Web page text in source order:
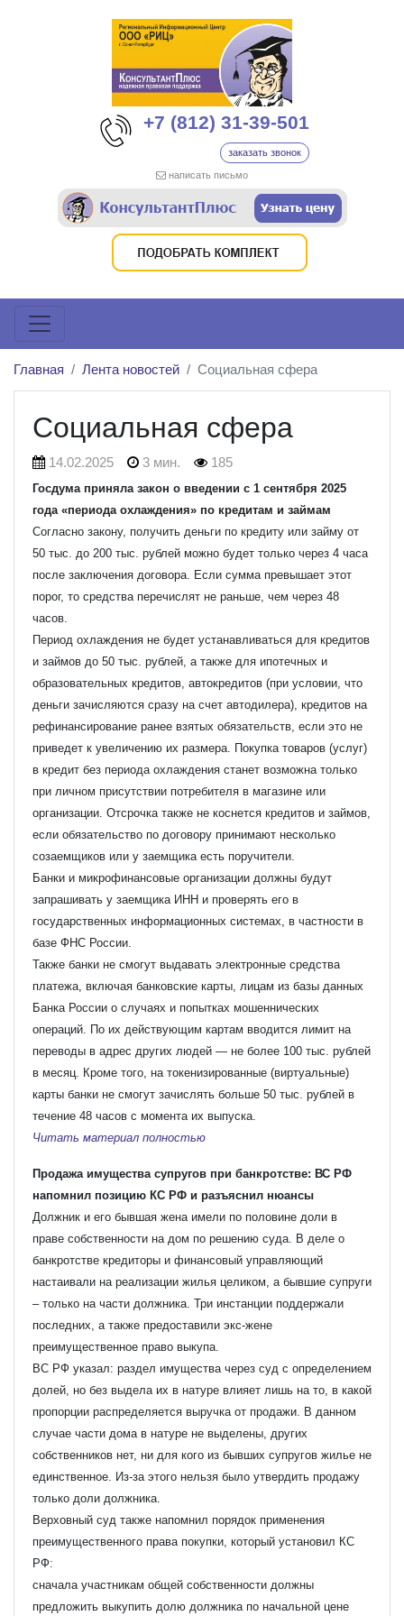
+7 (812) 31-39-501
заказать звонок
написать письмо
Главная Лента новостей Социальная сфера
Социальная сфера
14.02.2025 3 мин. 185
Госдума приняла закон о введении с 1 сентября 2025
года «периода охлаждения» по кредитам и займам
Согласно закону, получить деньги по кредиту или займу от
50 тыс. до 200 тыс. рублей можно будет только через 4 часа
после заключения договора. Если сумма превышает этот
порог, то средства перечислят не раньше, чем через 48
часов.
Период охлаждения не будет устанавливаться для кредитов
и займов до 50 тыс. рублей, а также для ипотечных и
образовательных кредитов, автокредитов (при условии, что
деньги зачисляются сразу на счет автодилера), кредитов на
рефинансирование ранее взятых обязательств, если это не
приведет к увеличению их размера. Покупка товаров (услуг)
в кредит без периода охлаждения станет возможна только
при личном присутствии потребителя в магазине или
организации. Отсрочка также не коснется кредитов и займов,
если обязательство по договору принимают несколько
созаемщиков или у заемщика есть поручители.
Банки и микрофинансовые организации должны будут
запрашивать у заемщика ИНН и проверять его в
государственных информационных системах, в частности в
базе ФНС России.
Также банки не смогут выдавать электронные средства
платежа, включая банковские карты, лицам из базы данных
Банка России о случаях и попытках мошеннических
операций. По их действующим картам вводится лимит на
переводы в адрес других людей — не более 100 тыс. рублей
в месяц. Кроме того, на токенизированные (виртуальные)
карты банки не смогут зачислять больше 50 тыс. рублей в
течение 48 часов с момента их выпуска.
Читать материал полностью
Продажа имущества супругов при банкротстве: ВС РФ
напомнил позицию КС РФ и разъяснил нюансы
Должник и его бывшая жена имели по половине доли в
праве собственности на дом по решению суда. В деле о
банкротстве кредиторы и финансовый управляющий
настаивали на реализации жилья целиком, а бывшие супруги
– только на части должника. Три инстанции поддержали
последних, а также предоставили экс-жене
преимущественное право выкупа.
ВС РФ указал: раздел имущества через суд с определением
долей, но без выдела их в натуре влияет лишь на то, в какой
пропорции распределяется выручка от продажи. В данном
случае части дома в натуре не выделены, других
собственников нет, ни для кого из бывших супругов жилье не
единственное. Из-за этого нельзя было утвердить продажу
только доли должника.
Верховный суд также напомнил порядок применения
преимущественного права покупки, который установил КС
РФ:
сначала участникам общей собственности должны
предложить выкупить долю должника по начальной цене